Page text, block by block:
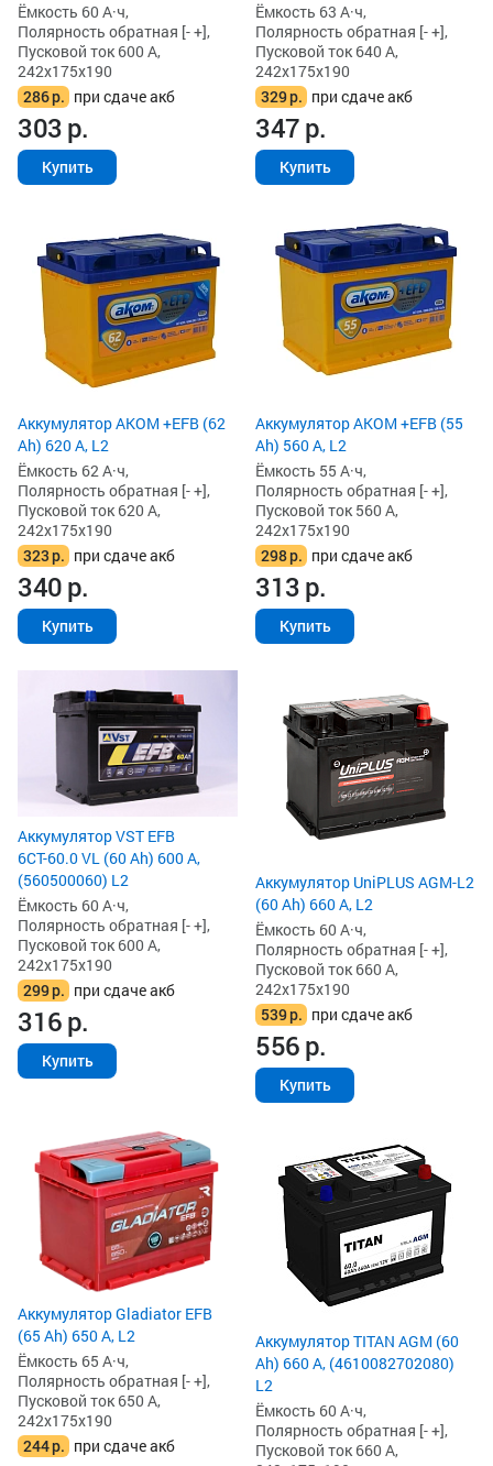
Ёмкость 60 А·ч,
Полярность обратная [- +],
Пусковой ток 600 А,
242x175x190
286р. при сдаче акб
303р.
Купить
Ёмкость 63 А·ч,
Полярность обратная [- +],
Пусковой ток 640 А,
242x175x190
329р. при сдаче акб
347р.
Купить
Аккумулятор AKOM +EFB (62
Ah) 620 А, L2
Ёмкость 62 А·ч,
Полярность обратная [- +],
Пусковой ток 620 А,
242x175x190
323р. при сдаче акб
340р.
Купить
Аккумулятор AKOM +EFB (55
Ah) 560 А, L2
Ёмкость 55 А·ч,
Полярность обратная [- +],
Пусковой ток 560 А,
242x175x190
298р. при сдаче акб
313р.
Купить
Аккумулятор VST EFB
6СТ-60.0 VL (60 Ah) 600 А,
(560500060) L2
Ёмкость 60 А·ч,
Полярность обратная [- +],
Пусковой ток 600 А,
242x175x190
299р. при сдаче акб
316р.
Купить
Аккумулятор UniPLUS AGM-L2
(60 Ah) 660 А, L2
Ёмкость 60 А·ч,
Полярность обратная [- +],
Пусковой ток 660 А,
242x175x190
539р. при сдаче акб
556р.
Купить
Аккумулятор Gladiator EFB
(65 Ah) 650 А, L2
Ёмкость 65 А·ч,
Полярность обратная [- +],
Пусковой ток 650 А,
242x175x190
244р. при сдаче акб
Аккумулятор TITAN AGM (60
Ah) 660 А, (4610082702080)
L2
Ёмкость 60 А·ч,
Полярность обратная [- +],
Пусковой ток 660 А,